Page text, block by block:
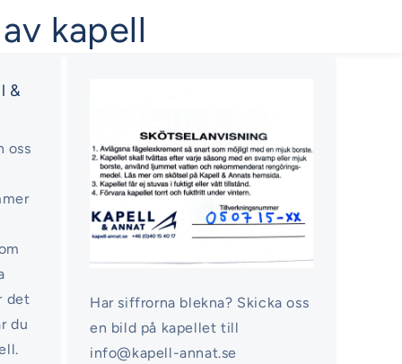
kapell
&
oss
det
du
Har siffrorna blekna? Skicka oss
en bild på kapellet till
info@kapell-annat.se